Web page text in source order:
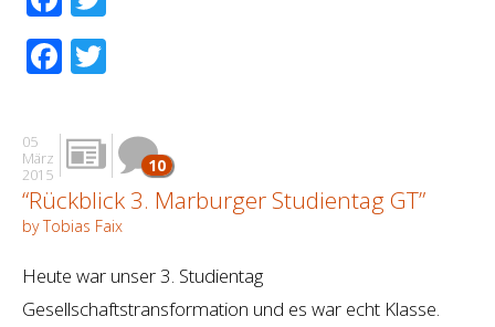
Facebook
05
März
2015
10
“Rückblick 3. Marburger Studientag GT”
by Tobias Faix
Heute war unser 3. Studientag
Gesellschaftstransformation und es war echt Klasse.